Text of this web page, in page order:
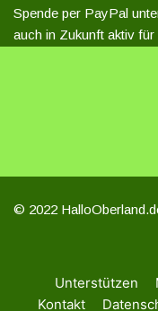
Spende per PayPal
auch in Zukunft aktiv
© 2022
Unterstützen
Kontakt